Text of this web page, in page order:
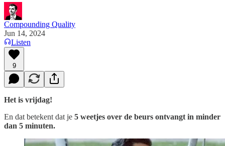
Compounding Quality
Jun 14, 2024
Listen
9
Het is vrijdag!
En dat betekent dat je 5 weetjes over de beurs ontvangt in minder
dan 5 minuten.